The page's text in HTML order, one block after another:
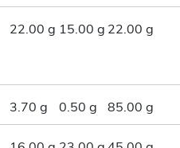
22.00 g 15.00 g 22.00 g
3.70 g 0.50 g 85.00 g